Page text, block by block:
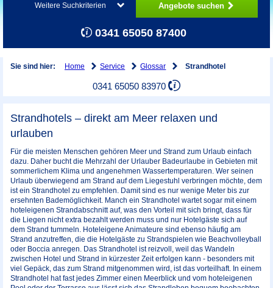
Weitere Suchkriterien Angebote suchen
0341 65050 87400
Sie sind hier: Home Service Glossar Strandhotel
0341 65050 83970
Strandhotels – direkt am Meer relaxen und
urlauben
Für die meisten Menschen gehören Meer und Strand zum Urlaub einfach
dazu. Daher bucht die Mehrzahl der Urlauber Badeurlaube in Gebieten mit
sommerlichem Klima und angenehmen Wassertemperaturen. Wer seinen
Urlaub überwiegend am Strand auf dem Liegestuhl verbringen möchte, dem
ist ein Strandhotel zu empfehlen. Damit sind es nur wenige Meter bis zur
ersehnten Bademöglichkeit. Manch ein Strandhotel wartet sogar mit einem
hoteleigenen Strandabschnitt auf, was den Vorteil mit sich bringt, dass für
die Liegen nicht extra bezahlt werden muss und nur Hotelgäste sich auf
dem Strand tummeln. Hoteleigene Animateure sind ebenso häufig am
Strand anzutreffen, die die Hotelgäste zu Strandspielen wie Beachvolleyball
oder Boccia anregen. Das Strandhotel ist reizvoll, weil das Wandeln
zwischen Hotel und Strand in kürzester Zeit erfolgen kann - besonders mit
viel Gepäck, das zum Strand mitgenommen wird, ist das vorteilhaft. In einem
Strandhotel hat fast jedes Zimmer einen Meerblick und vom hoteleigenen